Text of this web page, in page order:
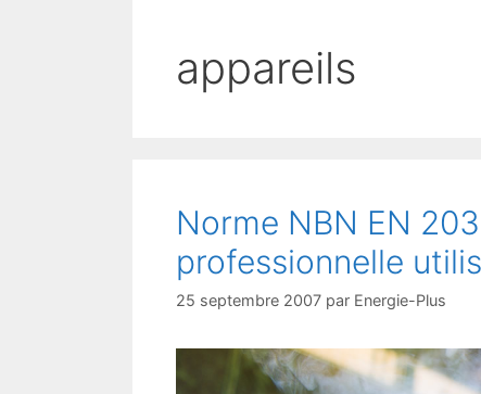
appareils
Norme NBN EN
professionnelle
25 septembre 2007 par Energie-Plus